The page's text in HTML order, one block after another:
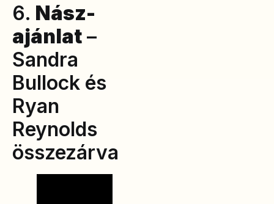
6. Nász-
ajánlat –
Sandra
Bullock és
Ryan
Reynolds
összezárva